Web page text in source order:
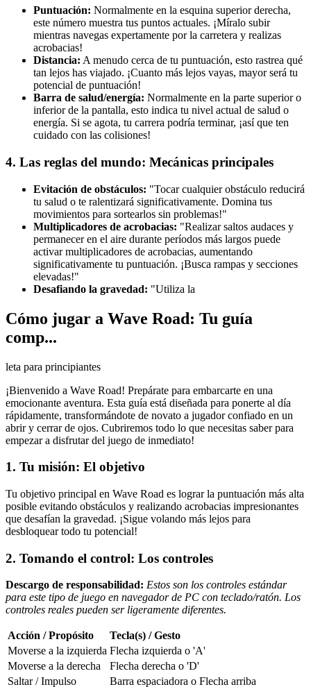
Puntuación: Normalmente en la esquina superior derecha,
este número muestra tus puntos actuales. ¡Míralo subir
mientras navegas expertamente por la carretera y realizas
acrobacias!
Distancia: A menudo cerca de tu puntuación, esto rastrea qué
tan lejos has viajado. ¡Cuanto más lejos vayas, mayor será tu
potencial de puntuación!
Barra de salud/energía: Normalmente en la parte superior o
inferior de la pantalla, esto indica tu nivel actual de salud o
energía. Si se agota, tu carrera podría terminar, ¡así que ten
cuidado con las colisiones!
4. Las reglas del mundo: Mecánicas principales
Evitación de obstáculos: "Tocar cualquier obstáculo reducirá
tu salud o te ralentizará significativamente. Domina tus
movimientos para sortearlos sin problemas!"
Multiplicadores de acrobacias: "Realizar saltos audaces y
permanecer en el aire durante períodos más largos puede
activar multiplicadores de acrobacias, aumentando
significativamente tu puntuación. ¡Busca rampas y secciones
elevadas!"
Desafiando la gravedad: "Utiliza la
Cómo jugar a Wave Road: Tu guía
comp...
leta para principiantes
¡Bienvenido a Wave Road! Prepárate para embarcarte en una
emocionante aventura. Esta guía está diseñada para ponerte al día
rápidamente, transformándote de novato a jugador confiado en un
abrir y cerrar de ojos. Cubriremos todo lo que necesitas saber para
empezar a disfrutar del juego de inmediato!
1. Tu misión: El objetivo
Tu objetivo principal en Wave Road es lograr la puntuación más alta
posible evitando obstáculos y realizando acrobacias impresionantes
que desafían la gravedad. ¡Sigue volando más lejos para
desbloquear todo tu potencial!
2. Tomando el control: Los controles
Descargo de responsabilidad: Estos son los controles estándar
para este tipo de juego en navegador de PC con teclado/ratón. Los
controles reales pueden ser ligeramente diferentes.
Acción / Propósito
Tecla(s) / Gesto
Moverse a la izquierda Flecha izquierda o 'A'
Moverse a la derecha
Flecha derecha o 'D'
Saltar / Impulso
Barra espaciadora o Flecha arriba